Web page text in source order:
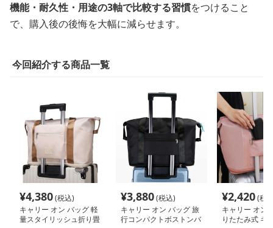
機能・耐久性・用途の3軸で比較する習慣をつけること
で、購入後の後悔を大幅に減らせます。
今回紹介する商品一覧
¥4,380(税込)
キャリー オン バッグ 軽
量スタイリッシュ折り畳
¥3,880(税込)
キャリー オン バッグ 旅
行コンパクトボストンバ
¥2,420(税
キャリー オン
りたたみ式 キ